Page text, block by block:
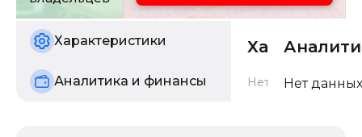
Характеристики
Аналитика и финансы Нет данных о
Нет